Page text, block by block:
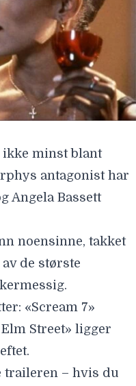
antagonist har
Angela Bassett
noensinne, takket
de største
«Scream 7»
Street» ligger
traileren – hvis du
og Apple.